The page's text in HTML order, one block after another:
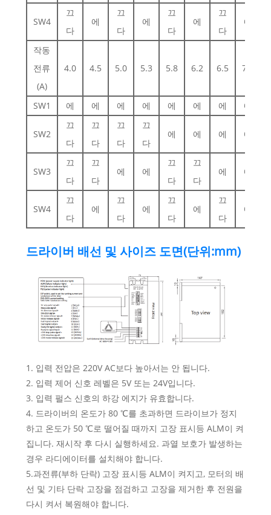
SW4
끄
다
에
끄
다
에
끄
다
에
끄
다
에
작동
전류
(A)
4.0 4.5 5.0 5.3 5.8 6.2 6.5 7.0
SW1 에 에 에 에 에 에 에 에
SW2
끄
다
끄
다
끄
다
끄
다
에 에 에 에
SW3
끄
다
끄
다
에 에
끄
다
끄
다
에 에
SW4
끄
다
에
끄
다
에
끄
다
에
끄
다
에
드라이버 배선 및 사이즈 도면(단위:mm)
1. 입력 전압은 220V AC보다 높아서는 안 됩니다.
2. 입력 제어 신호 레벨은 5V 또는 24V입니다.
3. 입력 펄스 신호의 하강 에지가 유효합니다.
4. 드라이버의 온도가 80 ℃를 초과하면 드라이브가 정지
하고 온도가 50 ℃로 떨어질 때까지 고장 표시등 ALM이 켜
집니다. 재시작 후 다시 실행하세요. 과열 보호가 발생하는
경우 라디에이터를 설치해야 합니다.
5.과전류(부하 단락) 고장 표시등 ALM이 켜지고, 모터의 배
선 및 기타 단락 고장을 점검하고 고장을 제거한 후 전원을
다시 켜서 복원해야 합니다.